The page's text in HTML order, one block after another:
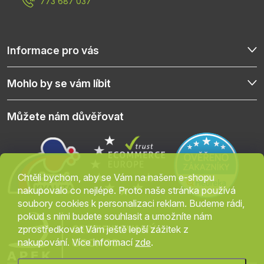
Chtěli bychom, aby se Vám na našem e-shopu
nakupovalo co nejlépe. Proto naše stránka používá
soubory cookies k personalizaci reklam. Budeme rádi,
pokud s nimi budete souhlasit a umožníte nám
zprostředkovat Vám ještě lepší zážitek z
nakupování. Více informací zde.
Informace pro vás
Mohlo by se vám líbit
Můžete nám důvěřovat